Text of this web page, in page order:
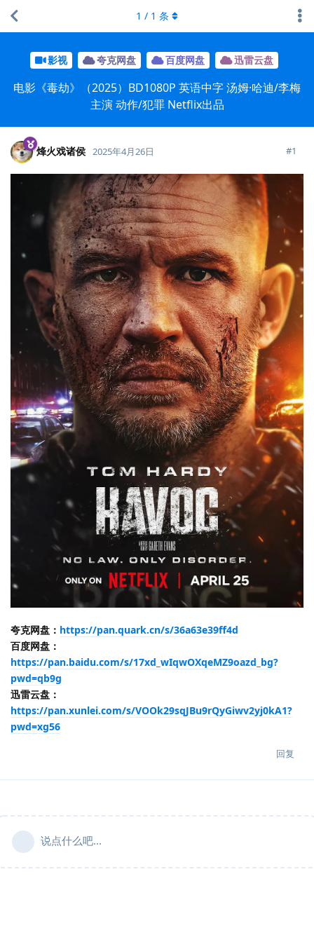
影视 夸克网盘 百度网盘 迅雷云盘
电影《毒劫》（2025）BD1080P 英语中字 汤姆·哈迪/李梅
主演 动作/犯罪 Netflix出品
1 / 1 条
烽火戏诸侯 2025年4月26日 #1
夸克网盘： https://pan.quark.cn/s/36a63e39ff4d
百度网盘：
https://pan.baidu.com/s/17xd_wIqwOXqeMZ9oazd_bg?
pwd=qb9g
迅雷云盘：
https://pan.xunlei.com/s/VOOk29sqJBu9rQyGiwv2yj0kA1?
pwd=xg56
回复
说点什么吧...